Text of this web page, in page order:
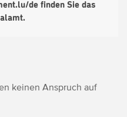
de finden Sie das
keinen Anspruch auf